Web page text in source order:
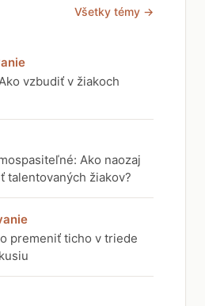
Všetky témy →
vzbudiť v žiakoch
Ako naozaj
talentovaných žiakov?
premeniť ticho v triede